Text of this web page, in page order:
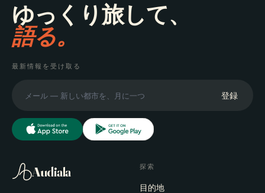
ゆっくり旅して、
語る。
最新情報を受け取る
登録
Audiala 探索
目的地